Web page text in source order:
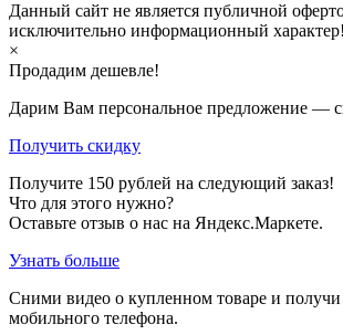
Данный сайт не является публичной
исключительно информационный характер!
×
Продадим дешевле!
Дарим Вам персональное предложение —
Получить скидку
Получите 150 рублей на следующий заказ!
Что для этого нужно?
Оставьте отзыв о нас на Яндекс.Маркете.
Узнать больше
Сними видео о купленном товаре и получи
мобильного телефона.